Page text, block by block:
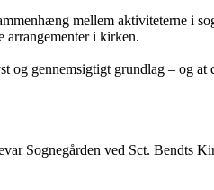
mellem aktiviteterne
arrangementer i kirken.
og gennemsigtigt grundlag – og
Sognegården ved Sct. Bendts